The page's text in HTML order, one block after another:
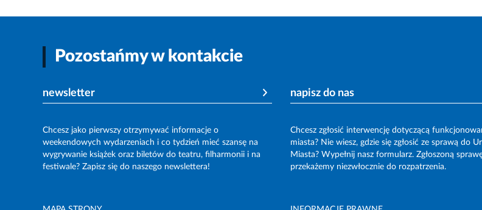
Pozostańmy w kontakcie
newsletter
Chcesz jako pierwszy otrzymywać informacje o
weekendowych wydarzeniach i co tydzień mieć szansę na
wygrywanie książek oraz biletów do teatru, filharmonii i na
festiwale? Zapisz się do naszego newslettera!
napisz do nas
Chcesz zgłosić interwencję dotyczącą
miasta? Nie wiesz, gdzie się zgłosić ze sprawą do
Miasta? Wypełnij nasz formularz. Zgłoszoną
przekażemy niezwłocznie do rozpatrzenia.